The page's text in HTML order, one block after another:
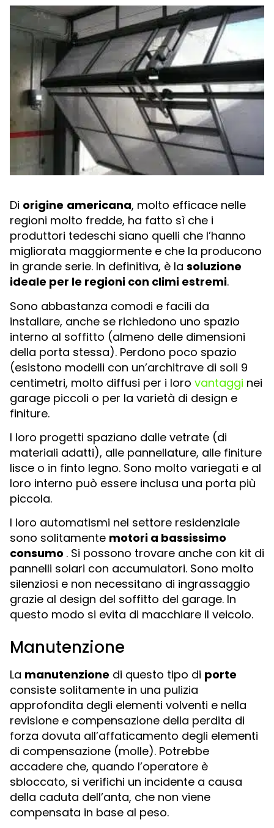
Di origine americana, molto efficace nelle
regioni molto fredde, ha fatto sì che i
produttori tedeschi siano quelli che l’hanno
migliorata maggiormente e che la producono
in grande serie. In definitiva, è la soluzione
ideale per le regioni con climi estremi.
Sono abbastanza comodi e facili da
installare, anche se richiedono uno spazio
interno al soffitto (almeno delle dimensioni
della porta stessa). Perdono poco spazio
(esistono modelli con un’architrave di soli 9
centimetri, molto diffusi per i loro vantaggi nei
garage piccoli o per la varietà di design e
finiture.
I loro progetti spaziano dalle vetrate (di
materiali adatti), alle pannellature, alle finiture
lisce o in finto legno. Sono molto variegati e al
loro interno può essere inclusa una porta più
piccola.
I loro automatismi nel settore residenziale
sono solitamente motori a bassissimo
consumo . Si possono trovare anche con kit di
pannelli solari con accumulatori. Sono molto
silenziosi e non necessitano di ingrassaggio
grazie al design del soffitto del garage. In
questo modo si evita di macchiare il veicolo.
Manutenzione
La manutenzione di questo tipo di porte
consiste solitamente in una pulizia
approfondita degli elementi volventi e nella
revisione e compensazione della perdita di
forza dovuta all’affaticamento degli elementi
di compensazione (molle). Potrebbe
accadere che, quando l’operatore è
sbloccato, si verifichi un incidente a causa
della caduta dell’anta, che non viene
compensata in base al peso.